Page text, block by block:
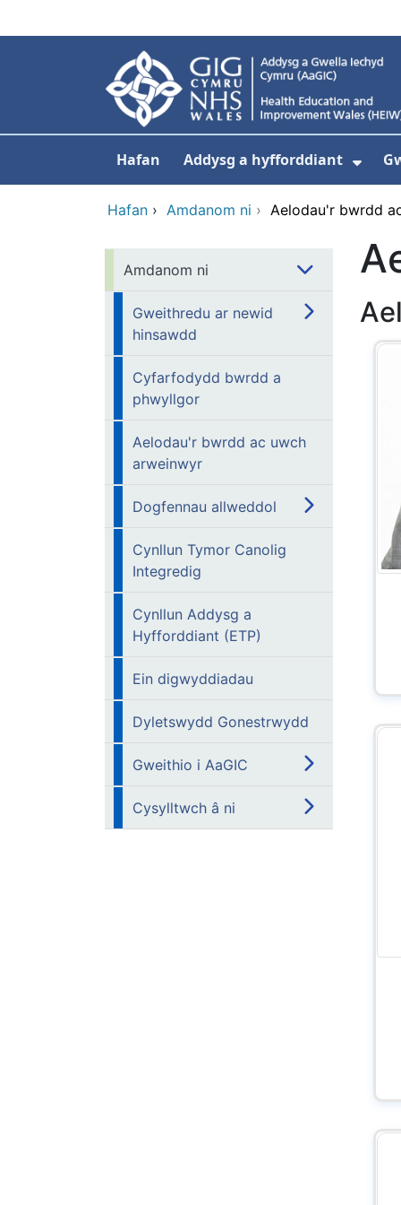
Hafan Addysg a hyfforddiant
Hafan › Amdanom ni › Aelodau'r bwrdd
Amdanom ni
Gweithredu ar newid
hinsawdd
Cyfarfodydd bwrdd a
phwyllgor
Aelodau'r bwrdd ac uwch
arweinwyr
Dogfennau allweddol
Cynllun Tymor Canolig
Integredig
Cynllun Addysg a
Hyfforddiant (ETP)
Ein digwyddiadau
Dyletswydd Gonestrwydd
Gweithio i AaGIC
Cysylltwch â ni